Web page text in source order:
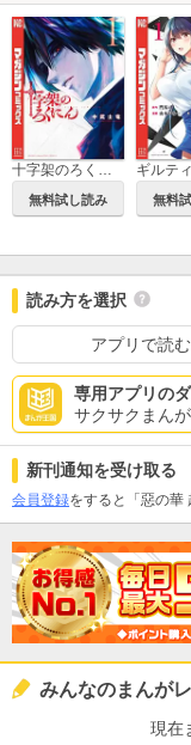
十字架のろくにん
無料試し読み 無料
読み方を選択
アプリで読む
専用アプリの
サクサクまん
新刊通知を受け取る
会員登録をすると「惡の華
みんなのまんが
現在